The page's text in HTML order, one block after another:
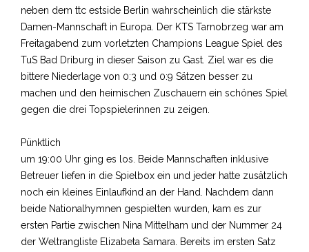
neben dem ttc estside Berlin wahrscheinlich die stärkste
Damen-Mannschaft in Europa. Der KTS Tarnobrzeg war am
Freitagabend zum vorletzten Champions League Spiel des
TuS Bad Driburg in dieser Saison zu Gast. Ziel war es die
bittere Niederlage von 0:3 und 0:9 Sätzen besser zu
machen und den heimischen Zuschauern ein schönes Spiel
gegen die drei Topspielerinnen zu zeigen.
Pünktlich
um 19:00 Uhr ging es los. Beide Mannschaften inklusive
Betreuer liefen in die Spielbox ein und jeder hatte zusätzlich
noch ein kleines Einlaufkind an der Hand. Nachdem dann
beide Nationalhymnen gespielten wurden, kam es zur
ersten Partie zwischen Nina Mittelham und der Nummer 24
der Weltrangliste Elizabeta Samara. Bereits im ersten Satz